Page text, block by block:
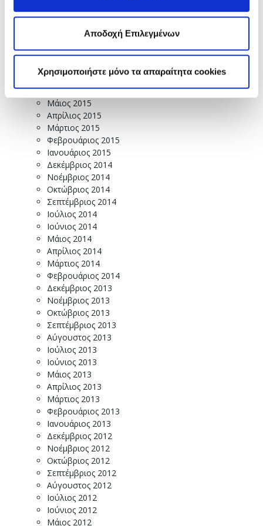
Αποδοχή Επιλεγμένων
Χρησιμοποιήστε μόνο τα απαραίτητα cookies
Δεκέμβριος 2015
Νοέμβριος 2015
Σεπτέμβριος 2015
Αύγουστος 2015
Ιούλιος 2015
Ιούνιος 2015
Μάιος 2015
Απρίλιος 2015
Μάρτιος 2015
Φεβρουάριος 2015
Ιανουάριος 2015
Δεκέμβριος 2014
Νοέμβριος 2014
Οκτώβριος 2014
Σεπτέμβριος 2014
Ιούλιος 2014
Ιούνιος 2014
Μάιος 2014
Απρίλιος 2014
Μάρτιος 2014
Φεβρουάριος 2014
Δεκέμβριος 2013
Νοέμβριος 2013
Οκτώβριος 2013
Σεπτέμβριος 2013
Αύγουστος 2013
Ιούλιος 2013
Ιούνιος 2013
Μάιος 2013
Απρίλιος 2013
Μάρτιος 2013
Φεβρουάριος 2013
Ιανουάριος 2013
Δεκέμβριος 2012
Νοέμβριος 2012
Οκτώβριος 2012
Σεπτέμβριος 2012
Αύγουστος 2012
Ιούλιος 2012
Ιούνιος 2012
Μάιος 2012